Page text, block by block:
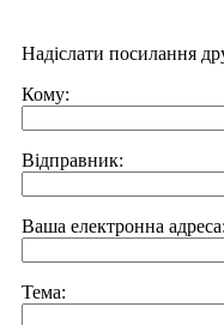
Надіслати посилання
Кому:
Відправник:
Ваша електронна адреса:
Тема: